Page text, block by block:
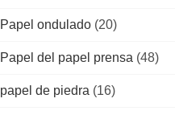
Papel ondulado (20)
Papel del papel prensa (48)
papel de piedra (16)